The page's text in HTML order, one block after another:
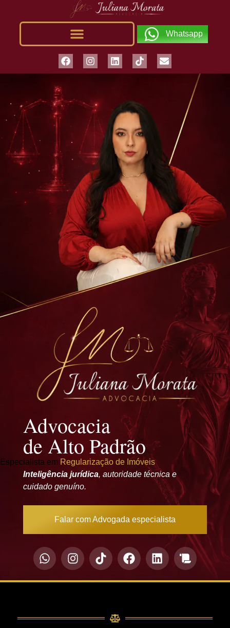
Whatsapp
Advocacia
de Alto Padrão
Especialista em Regularização de Imóveis
Inteligência jurídica, autoridade técnica e
cuidado genuíno.
Falar com Advogada especialista